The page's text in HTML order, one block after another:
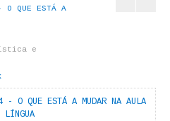
O QUE ESTÁ A
e